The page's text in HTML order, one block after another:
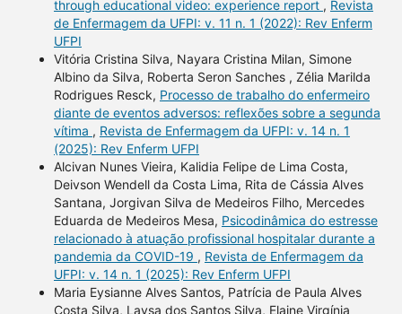
through educational video: experience report , Revista
de Enfermagem da UFPI: v. 11 n. 1 (2022): Rev Enferm
UFPI
Vitória Cristina Silva, Nayara Cristina Milan, Simone
Albino da Silva, Roberta Seron Sanches , Zélia Marilda
Rodrigues Resck, Processo de trabalho do enfermeiro
diante de eventos adversos: reflexões sobre a segunda
vítima , Revista de Enfermagem da UFPI: v. 14 n. 1
(2025): Rev Enferm UFPI
Alcivan Nunes Vieira, Kalidia Felipe de Lima Costa,
Deivson Wendell da Costa Lima, Rita de Cássia Alves
Santana, Jorgivan Silva de Medeiros Filho, Mercedes
Eduarda de Medeiros Mesa, Psicodinâmica do estresse
relacionado à atuação profissional hospitalar durante a
pandemia da COVID-19 , Revista de Enfermagem da
UFPI: v. 14 n. 1 (2025): Rev Enferm UFPI
Maria Eysianne Alves Santos, Patrícia de Paula Alves
Costa Silva, Laysa dos Santos Silva, Elaine Virgínia